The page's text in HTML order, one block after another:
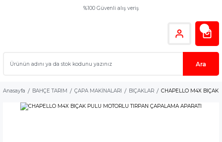
%100 Güvenli alış veriş
Ara
Anasayfa BAHÇE TARIM ÇAPA MAKİNALARI BIÇAKLAR CHAPELLO M4X BIÇAK